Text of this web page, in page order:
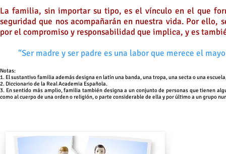
La familia, sin importar su tipo, es el vínculo en el que
seguridad que nos acompañarán en nuestra vida. Por
por el compromiso y responsabilidad que implica, y es
“Ser madre y ser padre es una labor que merece el
Notas:
1. El sustantivo familia además designa en latín una banda, una tropa, una secta o una
2. Diccionario de la Real Academia Española.
3. En sentido más amplio, familia también designa a un conjunto de personas que tienen
como al cuerpo de una orden o religión, o parte considerable de ella y por último a un grupo